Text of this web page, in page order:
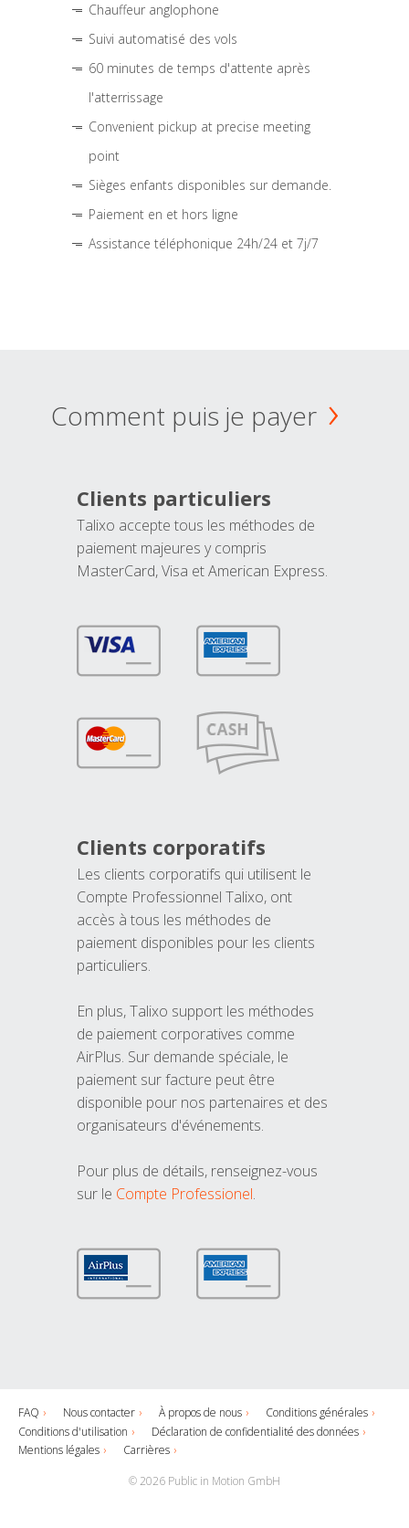
Chauffeur anglophone
Suivi automatisé des vols
60 minutes de temps d'attente après
l'atterrissage
Convenient pickup at precise meeting
point
Sièges enfants disponibles sur demande.
Paiement en et hors ligne
Assistance téléphonique 24h/24 et 7j/7
Comment puis je payer
Clients particuliers
Talixo accepte tous les méthodes de
paiement majeures y compris
MasterCard, Visa et American Express.
Clients corporatifs
Les clients corporatifs qui utilisent le
Compte Professionnel Talixo, ont
accès à tous les méthodes de
paiement disponibles pour les clients
particuliers.
En plus, Talixo support les méthodes
de paiement corporatives comme
AirPlus. Sur demande spéciale, le
paiement sur facture peut être
disponible pour nos partenaires et des
organisateurs d'événements.
Pour plus de détails, renseignez-vous
sur le Compte Professionel.
FAQ Nous contacter À propos de nous
Conditions générales
Conditions d'utilisation
Déclaration de confidentialité des données
Mentions légales
Carrières
© 2026 Public in Motion GmbH